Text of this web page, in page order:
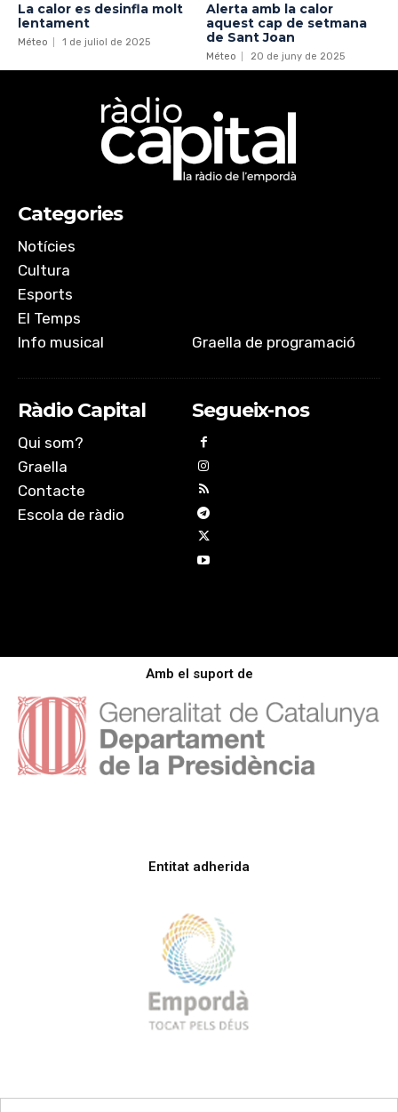
La calor es desinfla molt
lentament
Méteo 1 de juliol de 2025
Alerta amb la calor
aquest cap de setmana
de Sant Joan
Méteo 20 de juny de 2025
Categories
Notícies
Cultura
Esports
El Temps
Info musical
Graella de programació
Ràdio Capital
Qui som?
Graella
Contacte
Escola de ràdio
Segueix-nos
Amb el suport de
Entitat adherida